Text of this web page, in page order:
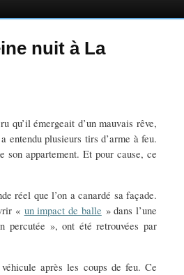
nuit à La
qu’il émergeait d’un mauvais rêve,
entendu plusieurs tirs d’arme à feu.
son appartement. Et pour cause, ce
réel que l’on a canardé sa façade.
« un impact de balle » dans l’une
percutée », ont été retrouvées par
après les coups de feu. Ce